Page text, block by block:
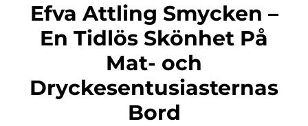
Efva Attling Smycken –
En Tidlös Skönhet På
Mat- och
Dryckesentusiasternas
Bord